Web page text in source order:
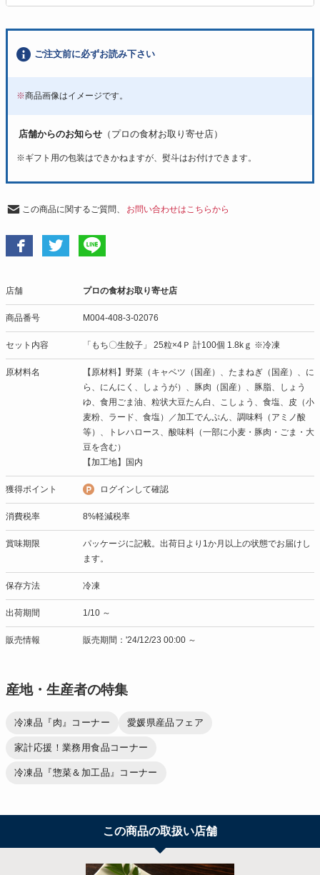
ご注文前に必ずお読み下さい
※商品画像はイメージです。
店舗からのお知らせ （プロの食材お取り寄せ店）
※ギフト用の包装はできかねますが、熨斗はお付けできます。
この商品に関するご質問、 お問い合わせはこちらから
店舗 プロの食材お取り寄せ店
商品番号 M004-408-3-02076
セット内容 「もち〇生餃子」 25粒×4Ｐ 計100個 1.8kｇ ※冷凍
原材料名
【原材料】野菜（キャベツ（国産）、たまねぎ（国産）、に
ら、にんにく、しょうが）、豚肉（国産）、豚脂、しょう
ゆ、食用ごま油、粒状大豆たん白、こしょう、食塩、皮（小
麦粉、ラード、食塩）／加工でんぷん、調味料（アミノ酸
等）、トレハロース、酸味料（一部に小麦・豚肉・ごま・大
豆を含む）
【加工地】国内
獲得ポイント ログインして確認
消費税率 8%軽減税率
賞味期限
パッケージに記載。出荷日より1か月以上の状態でお届けし
ます。
保存方法 冷凍
出荷期間 1/10 ～
販売情報 販売期間：'24/12/23 00:00 ～
産地・生産者の特集
冷凍品『肉』コーナー 愛媛県産品フェア
家計応援！業務用食品コーナー
冷凍品『惣菜＆加工品』コーナー
この商品の取扱い店舗